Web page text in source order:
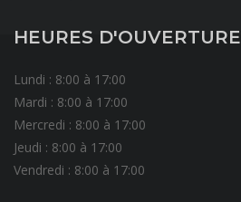
HEURES D'OUVERTURE
Lundi : 8:00 à 17:00
Mardi : 8:00 à 17:00
Mercredi : 8:00 à 17:00
Jeudi : 8:00 à 17:00
Vendredi : 8:00 à 17:00